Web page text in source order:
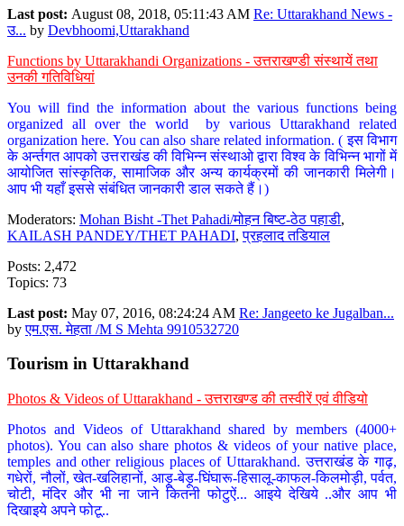
Last post: August 08, 2018, 05:11:43 AM Re: Uttarakhand News -
उ... by Devbhoomi,Uttarakhand
Functions by Uttarakhandi Organizations - उत्तराखण्डी संस्थायें तथा
उनकी गतिविधियां
You will find the information about the various functions being
organized all over the world by various Uttarakhand related
organization here. You can also share related information. ( इस विभाग
के अर्न्तगत आपको उत्तराखंड की विभिन्न संस्थाओ द्वारा विश्व के विभिन्न भागों में
आयोजित सांस्कृतिक, सामाजिक और अन्य कार्यक्रमों की जानकारी मिलेगी।
आप भी यहाँ इससे संबंधित जानकारी डाल सकते हैं।)
Moderators: Mohan Bisht -Thet Pahadi/मोहन बिष्ट-ठेठ पहाडी,
KAILASH PANDEY/THET PAHADI,प्रहलाद तडियाल
Posts: 2,472
Topics: 73
Last post: May 07, 2016, 08:24:24 AM Re: Jangeeto ke Jugalban...
byएम.एस. मेहता /M S Mehta 9910532720
Tourism in Uttarakhand
Photos & Videos of Uttarakhand - उत्तराखण्ड की तस्वीरें एवं वीडियो
Photos and Videos of Uttarakhand shared by members (4000+
photos). You can also share photos & videos of your native place,
temples and other religious places of Uttarakhand. उत्तराखंड के गाढ़,
गधेरों, नौलों, खेत-खलिहानों, आड़ू-बेड़ू-घिंघारू-हिसालू-काफल-किलमोड़ी, पर्वत,
चोटी, मंदिर और भी ना जाने कितनी फोटुऐं... आइये देखिये ..और आप भी
दिखाइये अपने फोटू..